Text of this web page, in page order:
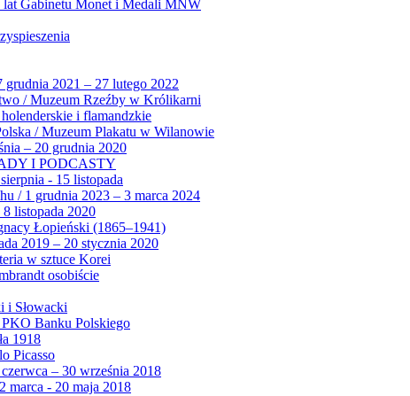
Gabinetu Monet i Medali MNW
grudnia 2021 – 27 lutego 2022
/ Muzeum Rzeźby w Królikarni
i flamandzkie
/ Muzeum Plakatu w Wilanowie
– 20 grudnia 2020
I PODCASTY
- 15 listopada
/ 1 grudnia 2023 – 3 marca 2024
8 listopada 2020
Łopieński (1865–1941)
2019 – 20 stycznia 2020
w sztuce Korei
osobiście
i Słowacki
Banku Polskiego
1918
Picasso
– 30 września 2018
marca - 20 maja 2018